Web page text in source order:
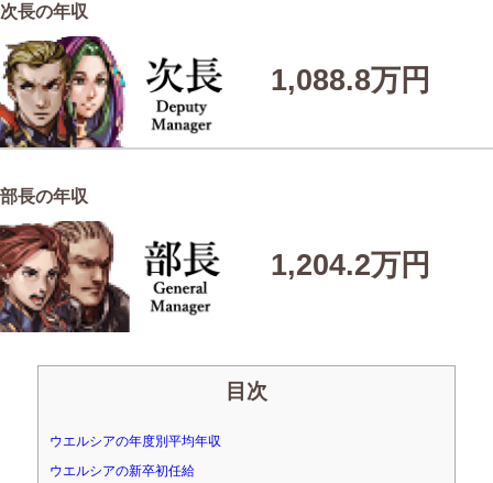
次長の年収
1,088.8万円
部長の年収
1,204.2万円
目次
ウエルシアの年度別平均年収
ウエルシアの新卒初任給